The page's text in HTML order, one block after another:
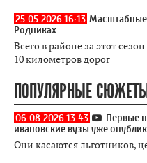
25.05.2026 16:13 Масштабные
Родниках
Всего в районе за этот
10 километров дорог
ПОПУЛЯРНЫЕ
06.08.2026 13:43
Первые
ивановские вузы уже
Они касаются льготников,